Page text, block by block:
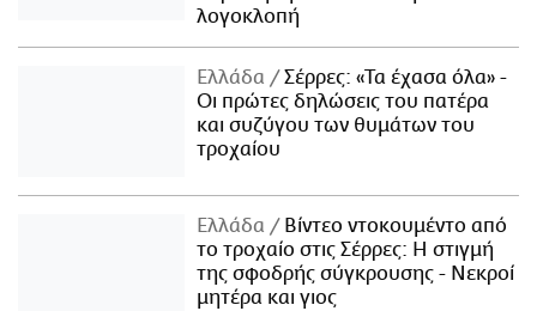
λογοκλοπή
Ελλάδα
Σέρρες: «Τα έχασα όλα» -
Οι πρώτες δηλώσεις του πατέρα
και συζύγου των θυμάτων του
τροχαίου
Ελλάδα
Βίντεο ντοκουμέντο από
το τροχαίο στις Σέρρες: Η στιγμή
της σφοδρής σύγκρουσης - Νεκροί
μητέρα και γιος